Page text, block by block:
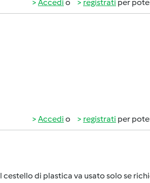
Accedi o registrati per
Accedi o registrati per
di plastica va usato solo se